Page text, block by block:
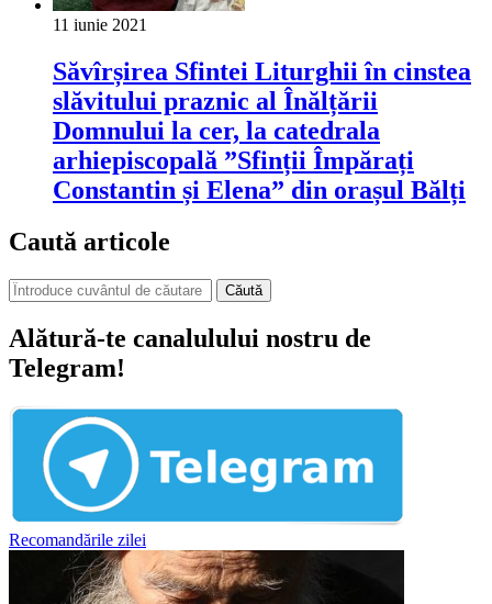
11 iunie 2021
Săvîrșirea Sfintei Liturghii în cinstea
slăvitului praznic al Înălțării
Domnului la cer, la catedrala
arhiepiscopală ”Sfinții Împărați
Constantin și Elena” din orașul Bălți
Caută articole
Căută
Alătură-te canalulului nostru de
Telegram!
Recomandările zilei